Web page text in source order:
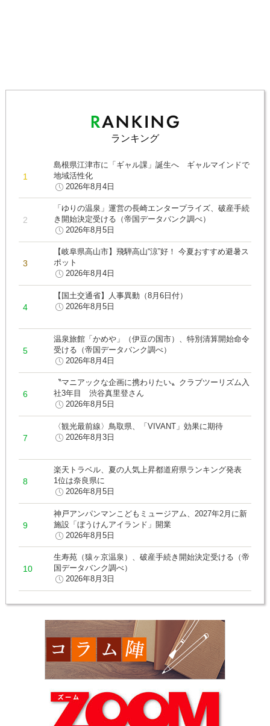
ランキング
島根県江津市に「ギャル課」誕生へ ギャルマインドで
地域活性化
2026年8月4日
「ゆりの温泉」運営の長崎エンタープライズ、破産手続
き開始決定受ける（帝国データバンク調べ）
2026年8月5日
【岐阜県高山市】飛騨高山“涼”好！ 今夏おすすめ避暑ス
ポット
2026年8月4日
【国土交通省】人事異動（8月6日付）
2026年8月5日
温泉旅館「かめや」（伊豆の国市）、特別清算開始命令
受ける（帝国データバンク調べ）
2026年8月4日
〝マニアックな企画に携わりたい〟クラブツーリズム入
社3年目 渋谷真里登さん
2026年8月5日
〈観光最前線〉鳥取県、「VIVANT」効果に期待
2026年8月3日
楽天トラベル、夏の人気上昇都道府県ランキング発表
1位は奈良県に
2026年8月5日
神戸アンパンマンこどもミュージアム、2027年2月に新
施設「ぼうけんアイランド」開業
2026年8月5日
生寿苑（猿ヶ京温泉）、破産手続き開始決定受ける（帝
国データバンク調べ）
2026年8月3日